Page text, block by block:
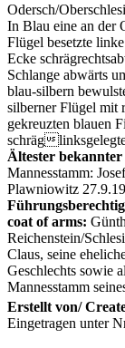
Odersch/
In Blau eine an der
Flügel besetzte
Ecke
Schlange abwärts
blau-silbern
silberner Flügel mit
gekreuzten blauen
schräg
Ältester
Mannesstamm:
Plawniowitz
coat of arms:
Reichenstein/
Claus, seine
Geschlechts sowie
Mannesstamm
Erstellt von/
Eingetragen unter